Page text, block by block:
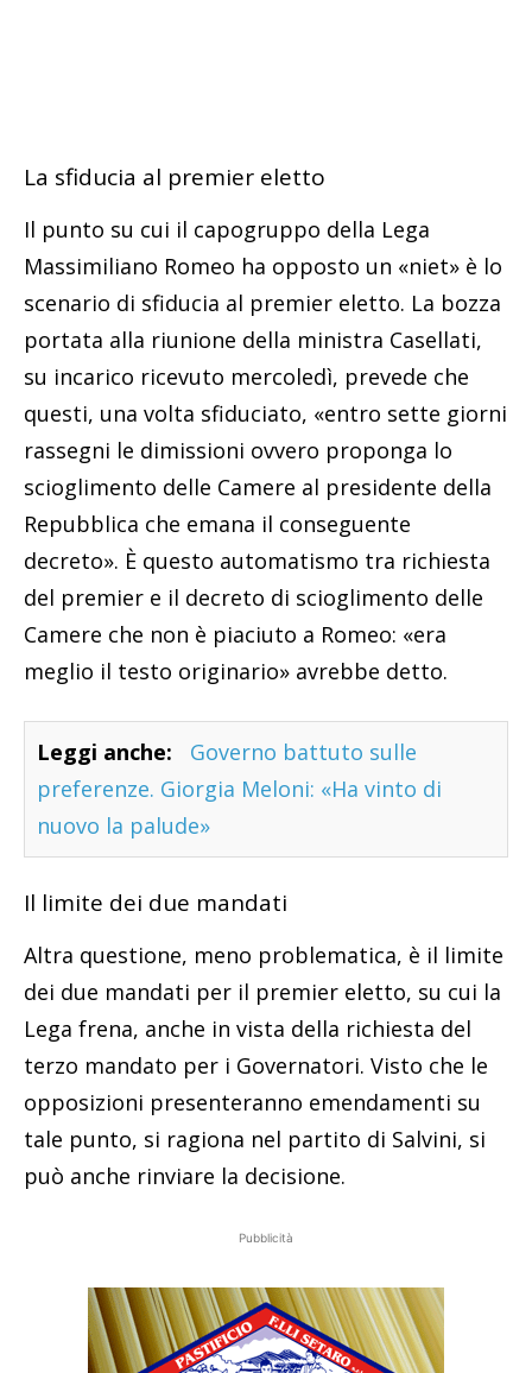
La sfiducia al premier eletto
Il punto su cui il capogruppo della Lega
Massimiliano Romeo ha opposto un «niet» è lo
scenario di sfiducia al premier eletto. La bozza
portata alla riunione della ministra Casellati,
su incarico ricevuto mercoledì, prevede che
questi, una volta sfiduciato, «entro sette giorni
rassegni le dimissioni ovvero proponga lo
scioglimento delle Camere al presidente della
Repubblica che emana il conseguente
decreto». È questo automatismo tra richiesta
del premier e il decreto di scioglimento delle
Camere che non è piaciuto a Romeo: «era
meglio il testo originario» avrebbe detto.
Leggi anche:
Governo battuto sulle
preferenze. Giorgia Meloni: «Ha vinto di
nuovo la palude»
Il limite dei due mandati
Altra questione, meno problematica, è il limite
dei due mandati per il premier eletto, su cui la
Lega frena, anche in vista della richiesta del
terzo mandato per i Governatori. Visto che le
opposizioni presenteranno emendamenti su
tale punto, si ragiona nel partito di Salvini, si
può anche rinviare la decisione.
Pubblicità